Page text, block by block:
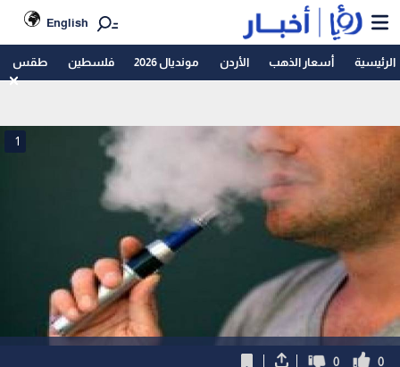
English
الرئيسية أسعار الذهب الأردن مونديال 2026 فلسطين طقس
1
0
0